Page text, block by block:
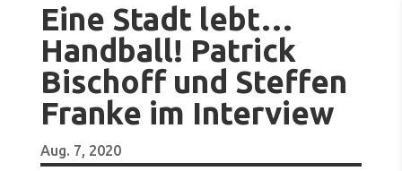
Eine Stadt lebt…
Handball! Patrick
Bischoff und Steffen
Franke im Interview
Aug. 7, 2020